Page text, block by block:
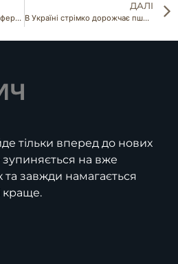
Ринок землі: в український фермерів майже не має шансів придбати землю
ДАЛІ
В Україні стрімко дорожчає пшениця
тільки вперед до нових
на вже
та завжди намагається
краще.